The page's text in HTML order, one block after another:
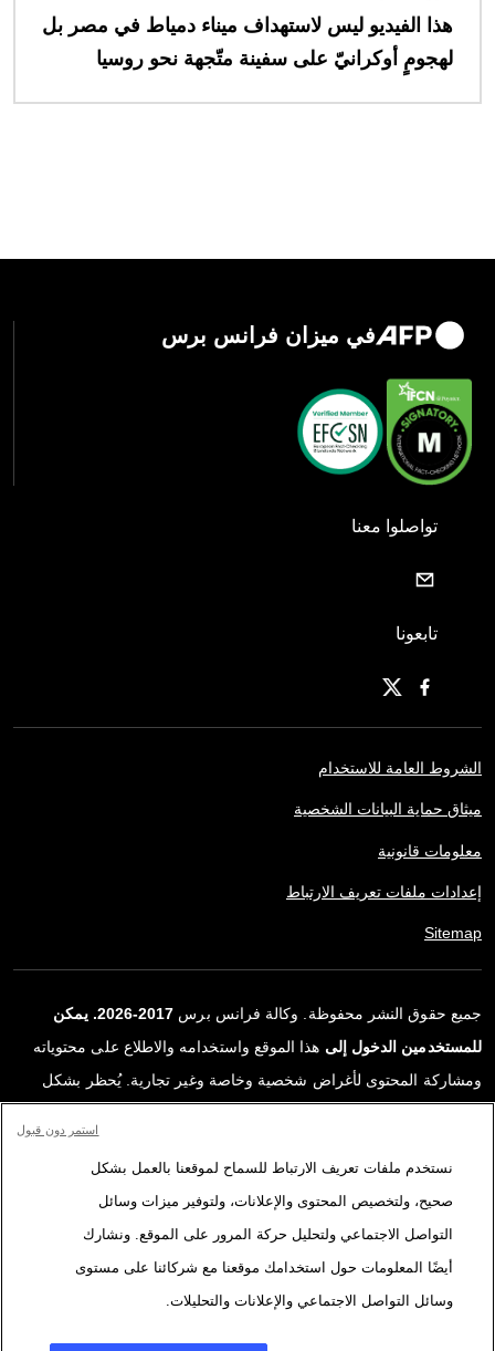
هذا الفيديو ليس لاستهداف ميناء دمياط في مصر بل
لهجومٍ أوكرانيّ على سفينة متّجهة نحو روسيا
في ميزان فرانس برس
تواصلوا معنا
تابعونا
الشروط العامة للاستخدام
ميثاق حماية البيانات الشخصية
معلومات قانونية
إعدادات ملفات تعريف الارتباط
Sitemap
جميع حقوق النشر محفوظة. وكالة فرانس برس
2017-2026. يمكن
للمستخدمين الدخول إلى هذا الموقع واستخدامه والاطلاع على محتوياته
ومشاركة المحتوى لأغراض شخصية وخاصة وغير تجارية. يُحظر بشكل
ترخيص محددة موقعة مع وكالة فرانس برس. المواد والروابط الواردة في
التقارير، والتي لم تنتجها وكالة فرانس برس، مستخدمة فقط وبالقدر
اللازم كعناصر إثبات لمحتوى هذه التقارير. لم تحصل فرانس برس على أي
حقوق من المؤلفين أو مالكي حقوق النشر لهذا المحتوى ولا تتحمّل أي
مسؤوليّة في هذا الصدد. وكالة فرانس برس وشعارها علامتان تجاريتان
نستخدم ملفات تعريف الارتباط للسماح لموقعنا بالعمل بشكل
صحيح، ولتخصيص المحتوى والإعلانات، ولتوفير ميزات وسائل
التواصل الاجتماعي ولتحليل حركة المرور على الموقع. ونشارك
أيضًا المعلومات حول استخدامك موقعنا مع شركائنا على مستوى
وسائل التواصل الاجتماعي والإعلانات والتحليلات.
استمر دون قبول